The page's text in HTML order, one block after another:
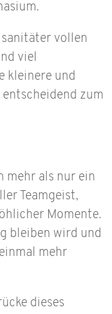
vollen
viel
kleinere und
zum
mehr als nur ein
Teamgeist,
Momente.
bleiben wird und
mehr
dieses